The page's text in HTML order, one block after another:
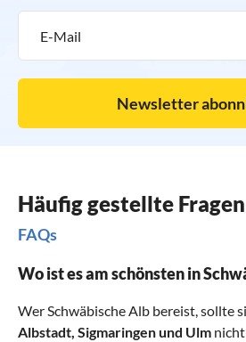
Newsletter
Häufig gestellte Fragen
FAQs
Wo ist es am schönsten in
Wer Schwäbische Alb bereist, sollte
Albstadt, Sigmaringenund Ulm